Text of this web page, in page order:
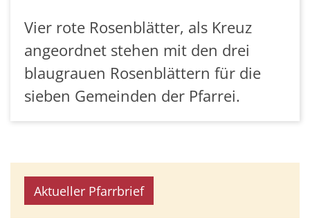
Vier rote Rosenblätter, als Kreuz
angeordnet stehen mit den drei
blaugrauen Rosenblättern für die
sieben Gemeinden der Pfarrei.
Aktueller Pfarrbrief